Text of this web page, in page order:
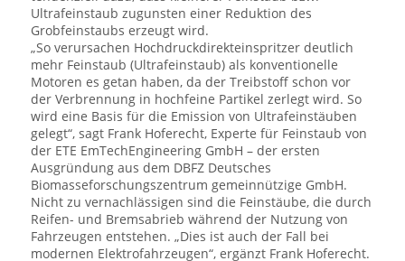
Ultrafeinstaub zugunsten einer Reduktion des
Grobfeinstaubs erzeugt wird.
„So verursachen Hochdruckdirekteinspritzer deutlich
mehr Feinstaub (Ultrafeinstaub) als konventionelle
Motoren es getan haben, da der Treibstoff schon vor
der Verbrennung in hochfeine Partikel zerlegt wird. So
wird eine Basis für die Emission von Ultrafeinstäuben
gelegt“, sagt Frank Hoferecht, Experte für Feinstaub von
der ETE EmTechEngineering GmbH – der ersten
Ausgründung aus dem DBFZ Deutsches
Biomasseforschungszentrum gemeinnützige GmbH.
Nicht zu vernachlässigen sind die Feinstäube, die durch
Reifen- und Bremsabrieb während der Nutzung von
Fahrzeugen entstehen. „Dies ist auch der Fall bei
modernen Elektrofahrzeugen“, ergänzt Frank Hoferecht.